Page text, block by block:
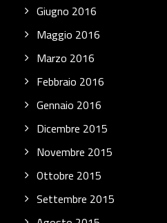
Giugno 2016
Maggio 2016
Marzo 2016
Febbraio 2016
Gennaio 2016
Dicembre 2015
Novembre 2015
Ottobre 2015
Settembre 2015